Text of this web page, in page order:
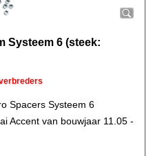
Systeem 6 (steek:
Spacers Systeem 6
Accent van bouwjaar 11.05 -